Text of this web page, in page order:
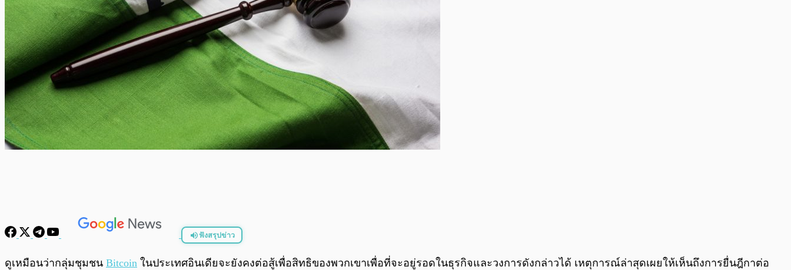
ฟังสรุปข่าว
พร้อมเล่น / 0:00
ดูเหมือนว่ากลุ่มชุมชน Bitcoin ในประเทศอินเดียจะยังคงต่อสู้เพื่อสิทธิของพวกเขาเพื่อที่จะอยู่รอดในธุรกิจและวงการดังกล่าวได้ เหตุการณ์ล่าสุดเผยให้เห็นถึงการยื่นฎีกาต่อ